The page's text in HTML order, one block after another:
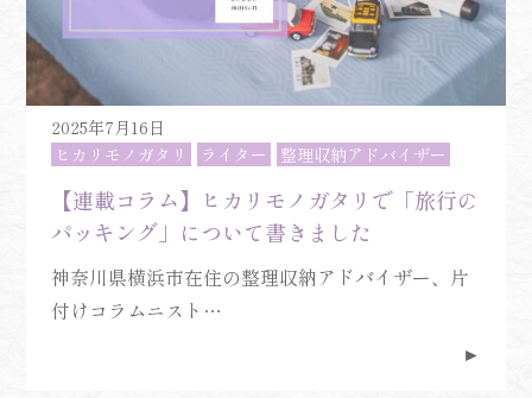
2025年7月16日
ヒカリモノガタリ
ライター 整理収納アドバイザー
【連載コラム】ヒカリモノガタリで「旅行の
パッキング」について書きました
神奈川県横浜市在住の整理収納アドバイザー、片
付けコラムニスト…
►